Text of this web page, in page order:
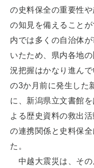
の史料保全の重要性
の知見を備えること
内では多くの自治体
いたため、県内各地
況把握はかなり進ん
の3か月前に発生した
に、新潟県立文書館
よる歴史資料の救出
の連携関係と史料保
た。
中越大震災は、その